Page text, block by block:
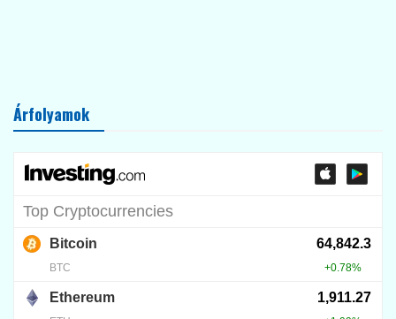
Árfolyamok